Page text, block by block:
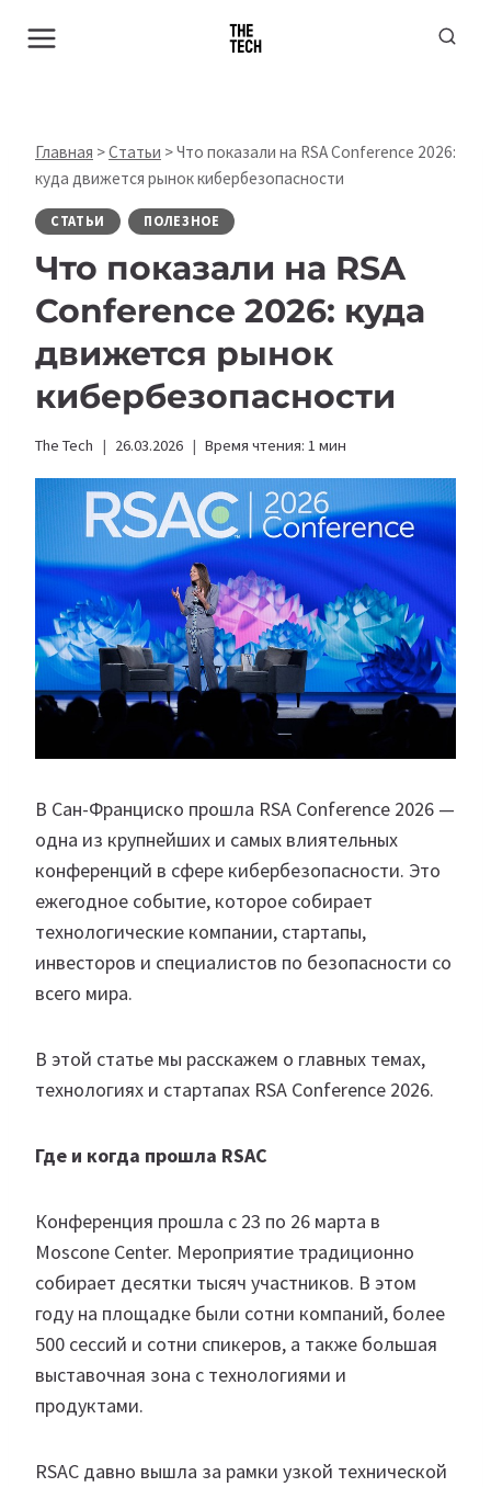
Главная >Статьи >Что показали на RSA Conference 2026:
куда движется рынок кибербезопасности
СТАТЬИ ПОЛЕЗНОЕ
Что показали на RSA
Conference 2026: куда
движется рынок
кибербезопасности
The Tech 26.03.2026 Время чтения: 1 мин
В Сан-Франциско прошла RSA Conference 2026 —
одна из крупнейших и самых влиятельных
конференций в сфере кибербезопасности. Это
ежегодное событие, которое собирает
технологические компании, стартапы,
инвесторов и специалистов по безопасности со
всего мира.
В этой статье мы расскажем о главных темах,
технологиях и стартапах RSA Conference 2026.
Где и когда прошла RSAC
Конференция прошла с 23 по 26 марта в
Moscone Center. Мероприятие традиционно
собирает десятки тысяч участников. В этом
году на площадке были сотни компаний, более
500 сессий и сотни спикеров, а также большая
выставочная зона с технологиями и
продуктами.
RSAC давно вышла за рамки узкой технической